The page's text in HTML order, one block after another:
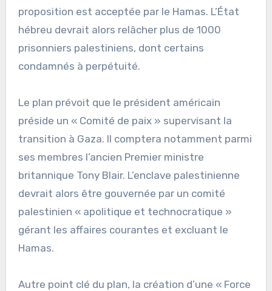
proposition est acceptée par le Hamas. L’État
hébreu devrait alors relâcher plus de 1000
prisonniers palestiniens, dont certains
condamnés à perpétuité.
Le plan prévoit que le président américain
préside un « Comité de paix » supervisant la
transition à Gaza. Il comptera notamment parmi
ses membres l’ancien Premier ministre
britannique Tony Blair. L’enclave palestinienne
devrait alors être gouvernée par un comité
palestinien « apolitique et technocratique »
gérant les affaires courantes et excluant le
Hamas.
Autre point clé du plan, la création d’une « Force